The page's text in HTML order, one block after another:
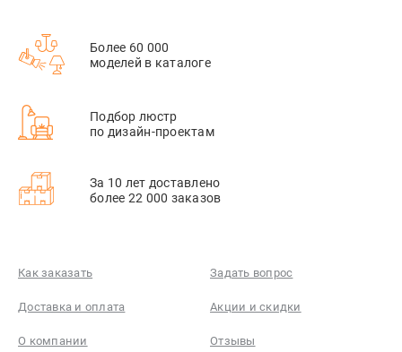
Более 60 000
моделей в каталоге
Подбор люстр
по дизайн-проектам
За 10 лет доставлено
более 22 000 заказов
Как заказать Задать вопрос
Доставка и оплата Акции и скидки
О компании Отзывы